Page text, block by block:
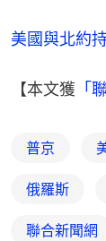
美國與北約
【本文獲 「
普京
俄羅斯
聯合新聞網